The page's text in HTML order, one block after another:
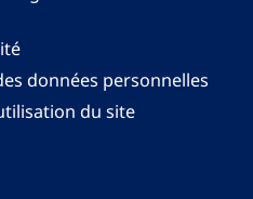
données personnelles
du site